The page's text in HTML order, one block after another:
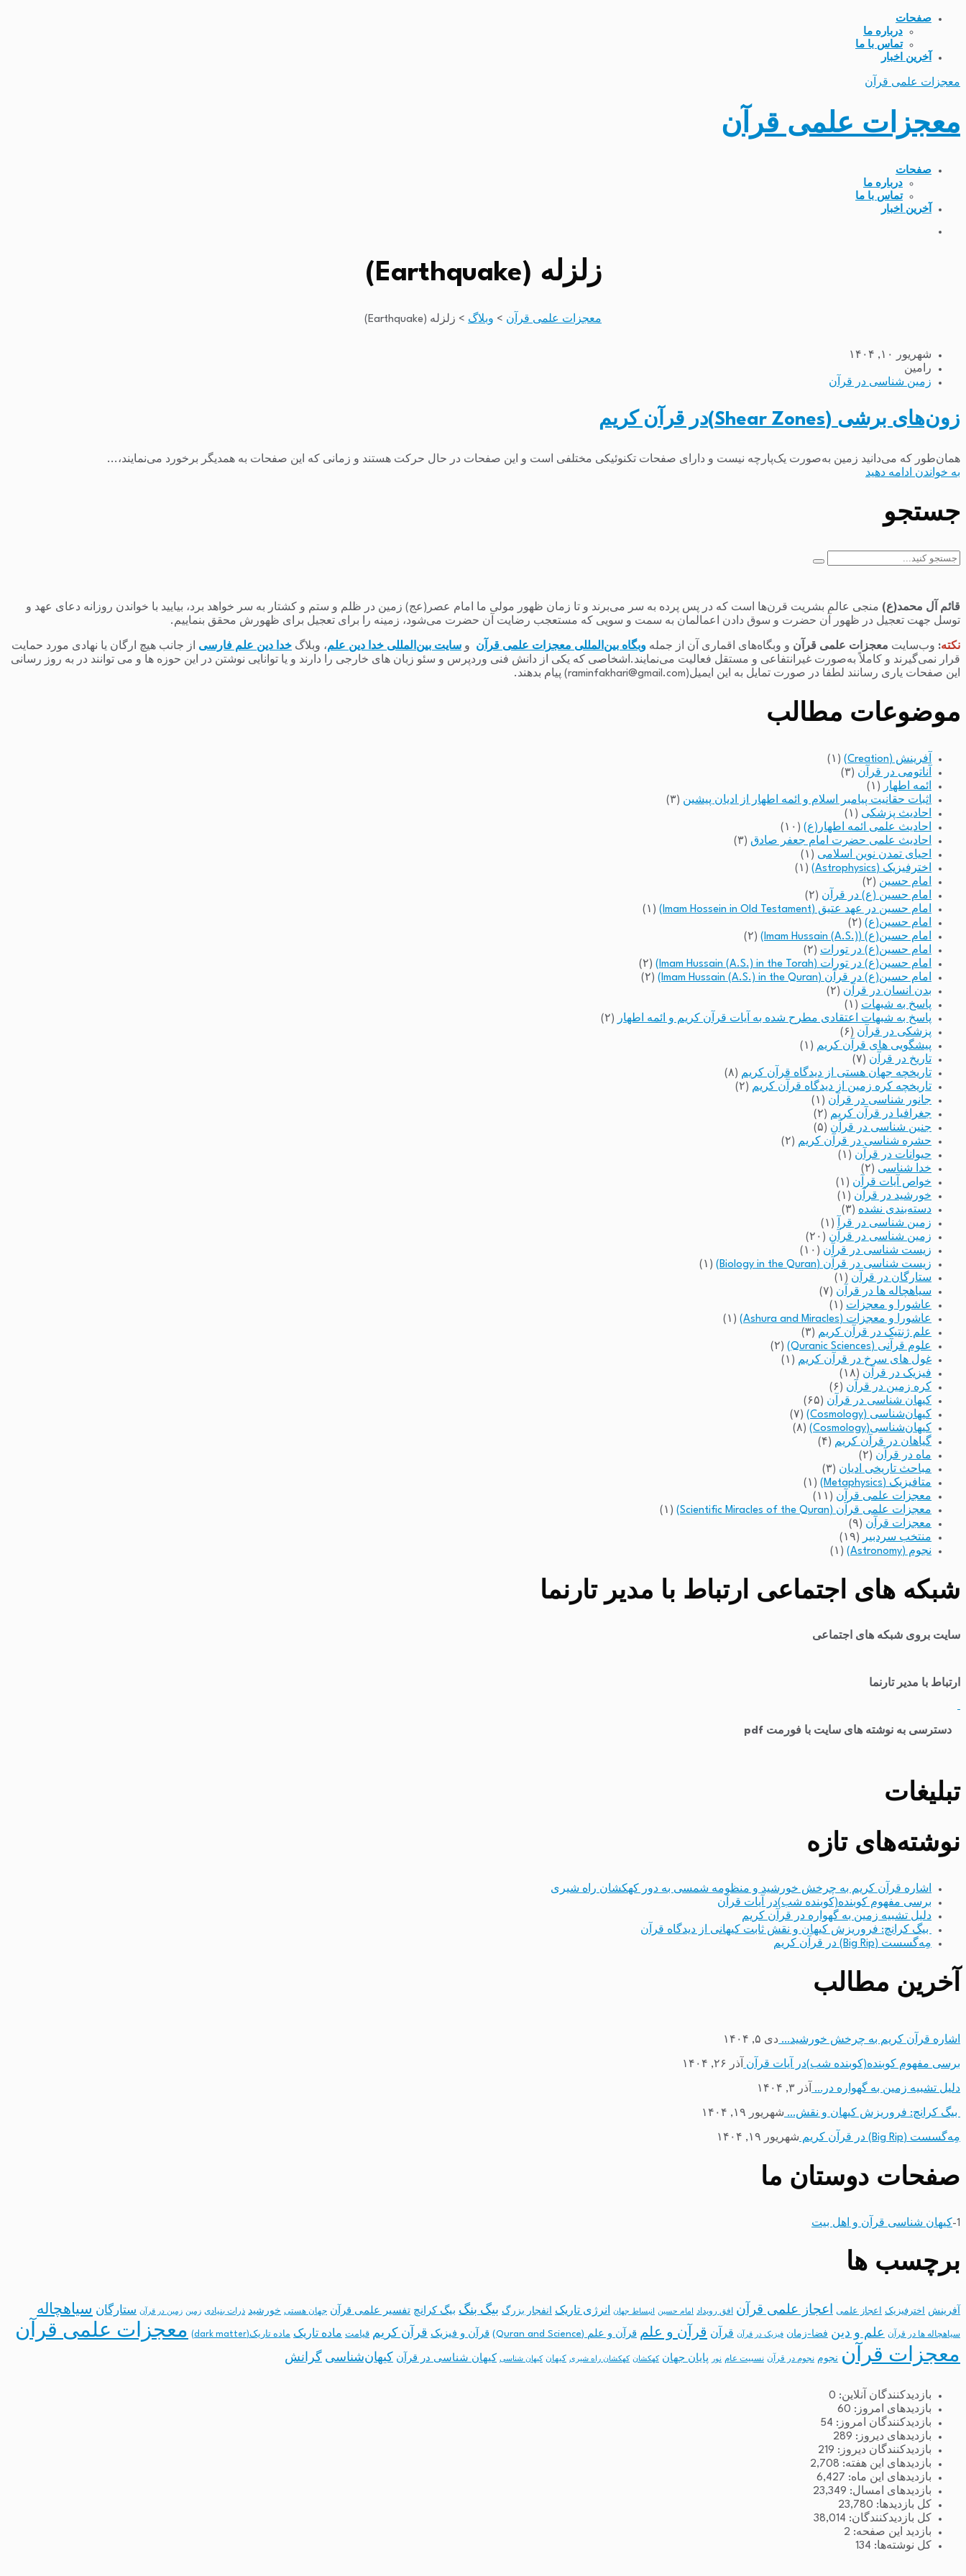
صفحات
درباره ما
تماس با ما
آخرین اخبار
معجزات علمی قرآن
معجزات علمی قرآن
صفحات
درباره ما
تماس با ما
آخرین اخبار
زلزله (Earthquake)
معجزات علمی قرآن > وبلاگ > زلزله (Earthquake)
شهریور ۱۰, ۱۴۰۴
رامین
زمین شناسی در قرآن
زون‌های برشی (Shear Zones)در قرآن کریم
همان‌طور که می‌دانید زمین به‌صورت یک‌پارچه نیست و دارای صفحات تکنوئیکی مختلفی است و این صفحات در حال حرکت هستند و زمانی که این صفحات به همدیگر برخورد می‌نمایند،...
به خواندن ادامه دهید
جستجو
جستجو
قائم آل محمد(ع) منجی عالم بشریت قرن‌ها است که در پس پرده به سر می‌برند و تا زمان ظهور مولی ما امام عصر(عج) زمین در ظلم و ستم و کشتار به سر خواهد برد، بیایید با خواندن روزانه دعای عهد و
توسل جهت تعجیل در ظهور آن حضرت و سوق دادن اعمالمان به سمت و سویی که مستعجب رضایت آن حضرت می‌شود، زمینه را برای تعجیل برای ظهورش محقق بنماییم.
نکته: وب‌سایت معجزات علمی قرآن و وبگاه‌های اقماری آن از جمله وبگاه بین‌المللی معجزات علمی قرآن و سایت بین‌المللی خدا دین علم، وبلاگ خدا دین علم فارسی از جانب هیچ ارگان یا نهادی مورد حمایت
قرار نمی‌گیرند و کاملاً به‌صورت غیرانتفاعی و مستقل فعالیت می‌نمایند.اشخاصی که یکی از دانش فنی وردپرس و سئو زبان های خارجی را دارند و یا توانایی نوشتن در این حوزه ها و می توانند در به روز رسانی
این صفحات یاری رسانند لطفا در صورت تمایل به این ایمیل(raminfakhari@gmail.com) پیام بدهند.
موضوعات مطالب
آفرینش (Creation)
(۱)
آناتومی در قرآن (۳)
ائمه اطهار
(۱)
اثبات حقانیت پیامبر اسلام و ائمه اطهار از ادیان پیشین (۳)
احادیث پزشکی (۱)
احادیث علمی ائمه اطهار(ع) (۱۰)
احادیث علمی حضرت امام جعفر صادق (۳)
احیای تمدن نوین اسلامی (۱)
اخترفیزیک (Astrophysics)
(۱)
امام حسین (۲)
امام حسین (ع) در قرآن (۲)
امام حسین در عهد عتیق (Imam Hossein in Old Testament)
(۱)
امام حسین(ع) (۲)
امام حسین(ع) (Imam Hussain (A.S.))
(۲)
امام حسین(ع) در تورات (۲)
امام حسین(ع) در تورات (Imam Hussain (A.S.) in the Torah)
(۲)
امام حسین(ع) در قرآن (Imam Hussain (A.S.) in the Quran)
(۲)
بدن انسان در قرآن (۲)
پاسخ به شبهات (۱)
پاسخ به شبهات اعتقادی مطرح شده به آیات قرآن کریم و ائمه اطهار
(۲)
پزشکی در قرآن (۶)
پیشگویی های قرآن کریم (۱)
تاریخ در قرآن (۷)
تاریخچه جهان هستی از دیدگاه قرآن کریم (۸)
تاریخچه کره زمین از دیدگاه قرآن کریم (۲)
جانور شناسی در قرآن (۱)
جغرافیا در قرآن کریم (۲)
جنین شناسی در قرآن (۵)
حشره شناسی در قرآن کریم (۲)
حیوانات در قرآن (۱)
خدا شناسی (۲)
خواص آیات قرآن (۱)
خورشید در قرآن (۱)
دسته‌بندی نشده (۳)
زمین شناسی در قرآ
(۱)
زمین شناسی در قرآن (۲۰)
زیست شناسی در قرآن (۱۰)
زیست شناسی در قرآن (Biology in the Quran)
(۱)
ستارگان در قرآن (۱)
سیاهچاله ها در قرآن (۷)
عاشورا و معجزات (۱)
عاشورا و معجزات (Ashura and Miracles)
(۱)
علم ژنتیک در قرآن کریم (۳)
علوم قرآنی (Quranic Sciences)
(۲)
غول های سرخ در قرآن کریم (۱)
فیزیک در قرآن (۱۸)
کره زمین در قرآن (۶)
کیهان شناسی در قرآن (۶۵)
کیهان‌شناسی (Cosmology)
(۷)
کیهان‌شناسی(Cosmology)
(۸)
گیاهان در قرآن کریم (۴)
ماه در قرآن (۲)
مباحث تاریخی ادیان (۳)
متافیزیک (Metaphysics)
(۱)
معجزات علمی قرآن (۱۱)
معجزات علمی قرآن (Scientific Miracles of the Quran)
(۱)
معجزات قرآن (۹)
منتخب سردبیر
(۱۹)
نجوم (Astronomy)
(۱)
شبکه های اجتماعی ارتباط با مدیر تارنما
سایت بروی شبکه های اجتماعی
ارتباط با مدیر تارنما
دسترسی به نوشته های سایت با فورمت pdf
تبلیغات
نوشته‌های تازه
اشاره قرآن کریم به چرخش خورشید و منظومه شمسی به دور کهکشان راه شیری
برسی مفهوم کوبنده(کوبنده شب)در آیات قرآن
دلیل تشبیه زمین به گهواره در قرآن کریم
بیگ کرانچ: فروریزش کیهان و نقش ثابت کیهانی از دیدگاه قرآن
مِه‌گسست (Big Rip) در قرآن کریم
آخرین مطالب
اشاره قرآن کریم به چرخش خورشید… دی ۵, ۱۴۰۴
برسی مفهوم کوبنده(کوبنده شب)در آیات قرآن آذر ۲۶, ۱۴۰۴
دلیل تشبیه زمین به گهواره در… آذر ۳, ۱۴۰۴
بیگ کرانچ: فروریزش کیهان و نقش… شهریور ۱۹, ۱۴۰۴
مِه‌گسست (Big Rip) در قرآن کریم شهریور ۱۹, ۱۴۰۴
صفحات دوستان ما
1- کیهان شناسی قرآن و اهل بیت
برچسب ها
آفرینش اخترفیزیک اعجاز علمی اعجاز علمی قرآن افق رویداد امام حسین انبساط جهان انرژی تاریک انفجار بزرگ بیگ بنگ بیگ کرانچ تفسیر علمی قرآن جهان هستی خورشید ذرات بنیادی زمین زمین در قرآن ستارگان سیاهچاله
سیاهچاله ها در قرآن علم و دین فضا-زمان فیزیک در قرآن قرآن قرآن و علم قرآن و علم (Quran and Science) قرآن و فیزیک قرآن کریم قیامت ماده تاریک ماده تاریک(dark matter) معجزات علمی قرآن
معجزات قرآن نجوم نجوم در قرآن نسبیت عام نور پایان جهان کهکشان کهکشان راه شیری کیهان کیهان شناسی کیهان شناسی در قرآن کیهان‌شناسی گرانش
بازدیدکنندگان آنلاین: 0
بازدیدهای امروز: 60
بازدیدکنندگان امروز: 54
بازدیدهای دیروز: 289
بازدیدکنندگان دیروز: 219
بازدیدهای این هفته: 2,708
بازدیدهای این ماه: 6,427
بازدیدهای امسال: 23,349
کل بازدیدها: 23,780
کل بازدیدکنند‌گان: 38,014
بازدید این صفحه: 2
کل نوشته‌ها: 134